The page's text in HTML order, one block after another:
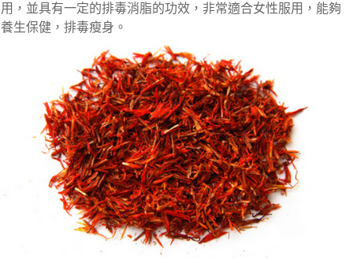
用，並具有一定的排毒消脂的功效，非常適合女性服用，能夠
養生保健，排毒瘦身。